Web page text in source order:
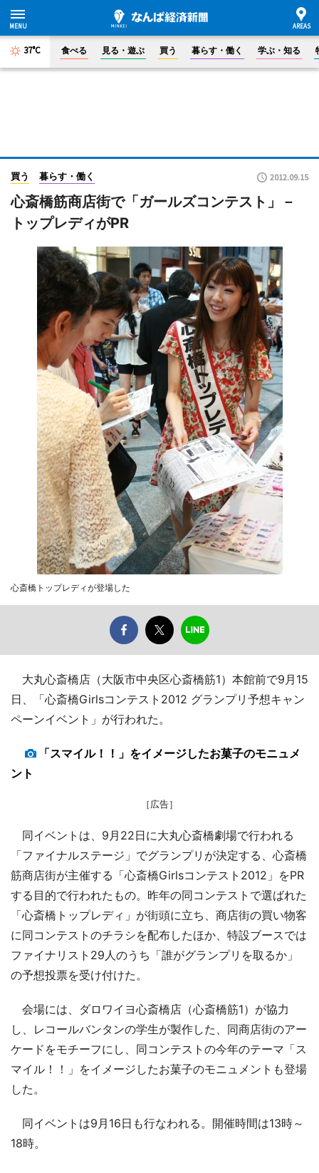
37°C 食べる 見る・遊ぶ 買う 暮らす・働く 学ぶ・知る
買う 暮らす・働く 2012.09.15
心斎橋筋商店街で「ガールズコンテスト」－
トップレディがPR
心斎橋トップレディが登場した
大丸心斎橋店（大阪市中央区心斎橋筋1）本館前で9月15
日、「心斎橋Girlsコンテスト2012 グランプリ予想キャン
ペーンイベント」が行われた。
「スマイル！！」をイメージしたお菓子のモニュメ
ント
［広告］
同イベントは、9月22日に大丸心斎橋劇場で行われる
「ファイナルステージ」でグランプリが決定する、心斎橋
筋商店街が主催する「心斎橋Girlsコンテスト2012」をPR
する目的で行われたもの。昨年の同コンテストで選ばれた
「心斎橋トップレディ」が街頭に立ち、商店街の買い物客
に同コンテストのチラシを配布したほか、特設ブースでは
ファイナリスト29人のうち「誰がグランプリを取るか」
の予想投票を受け付けた。
会場には、ダロワイヨ心斎橋店（心斎橋筋1）が協力
し、レコールバンタンの学生が製作した、同商店街のアー
ケードをモチーフにし、同コンテストの今年のテーマ「ス
マイル！！」をイメージしたお菓子のモニュメントも登場
した。
同イベントは9月16日も行なわれる。開催時間は13時～
18時。